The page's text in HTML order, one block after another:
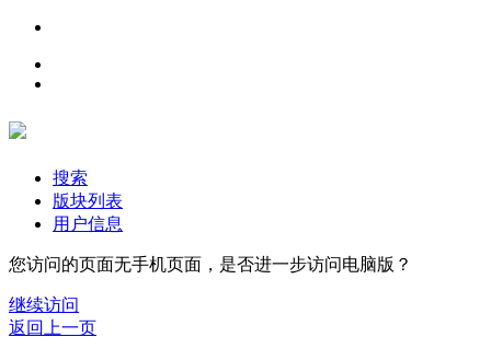
搜索
版块列表
用户信息
您访问的页面无手机页面，是否进一步访问电脑版？
继续访问
返回上一页